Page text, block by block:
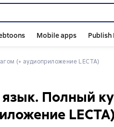
Mobile apps Publish
(+ аудиоприложение LECTA)
язык. Полный